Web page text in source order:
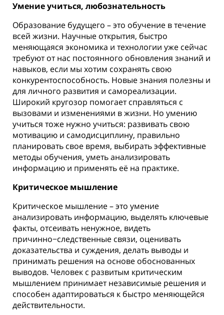
Умение учиться, любознательность
Образование будущего – это обучение в течение
всей жизни. Научные открытия, быстро
меняющаяся экономика и технологии уже сейчас
требуют от нас постоянного обновления знаний и
навыков, если мы хотим сохранять свою
конкурентоспособность. Новые знания полезны и
для личного развития и самореализации.
Широкий кругозор помогает справляться с
вызовами и изменениями в жизни. Но умению
учиться тоже нужно учиться: развивать свою
мотивацию и самодисциплину, правильно
планировать свое время, выбирать эффективные
методы обучения, уметь анализировать
информацию и применять её на практике.
Критическое мышление
Критическое мышление – это умение
анализировать информацию, выделять ключевые
факты, отсеивать ненужное, видеть
причинно−следственные связи, оценивать
доказательства и суждения, делать выводы и
принимать решения на основе обоснованных
выводов. Человек с развитым критическим
мышлением принимает независимые решения и
способен адаптироваться к быстро меняющейся
действительности.